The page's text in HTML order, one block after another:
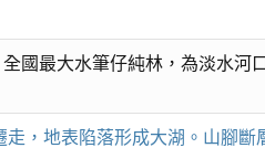
國最大水筆仔純林，為淡水河
，地表陷落形成大湖。山腳斷